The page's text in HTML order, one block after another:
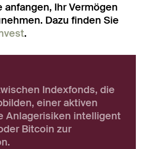
Ihr Vermögen
Dazu finden Sie
.
Indexfonds, die
einer aktiven
Anlagerisiken intelligent
Bitcoin zur